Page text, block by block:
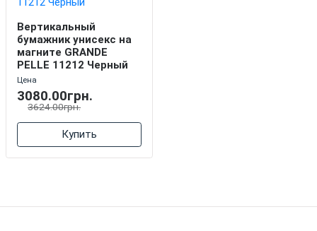
Вертикальный
бумажник унисекс на
магните GRANDE
PELLE 11212 Черный
Цена
3080.00грн.
3624.00грн.
Купить